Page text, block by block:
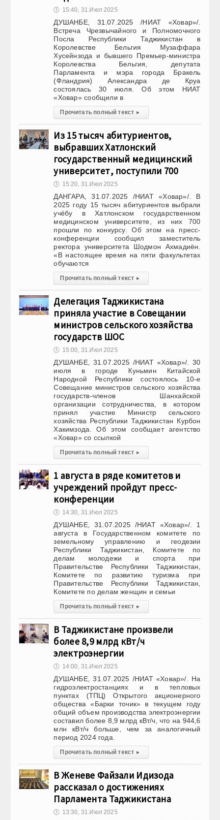
🕔 15:40, 31.Июл 2025
ДУШАНБЕ, 31.07.2025 /НИАТ «Ховар»/.
Встреча Чрезвычайного и Полномочного
Посла Республики Таджикистан в
Королевстве Бельгия Музаффара
Хусейнзода и бывшего Премьер-министра
Королевства Бельгия, депутата
Парламента и мэра города Бракель
(Фландрия) Александра де Круа
состоялась 30 июля. Об этом НИАТ
«Ховар» сообщили в
Прочитать полный текст ▸
Из 15 тысяч абитуриентов,
выбравших Хатлонский
государственный медицинский
университет, поступили 700
🕔 15:20, 31.Июл 2025
ДАНГАРА, 31.07.2025 /НИАТ «Ховар»/. В
2025 году 15 тысяч абитуриентов выбрали
учёбу в Хатлонском государственном
медицинском университете, из них 700
прошли по конкурсу. Об этом на пресс-
конференции сообщил заместитель
ректора университета Шодмон Ахмадиён.
«В настоящее время на пяти факультетах
обучаются
Прочитать полный текст ▸
Делегация Таджикистана
приняла участие в Совещании
министров сельского хозяйства
государств ШОС
🕔 15:00, 31.Июл 2025
ДУШАНБЕ, 31.07.2025 /НИАТ «Ховар»/. 30
июля в городе Куньмин Китайской
Народной Республики состоялось 10-е
Совещание министров сельского хозяйства
государств-членов Шанхайской
организации сотрудничества, в котором
принял участие Министр сельского
хозяйства Республики Таджикистан Курбон
Хакимзода. Об этом сообщает агентство
«Ховар» со ссылкой
Прочитать полный текст ▸
1 августа в ряде комитетов и
учреждений пройдут пресс-
конференции
🕔 14:30, 31.Июл 2025
ДУШАНБЕ, 31.07.2025 /НИАТ «Ховар»/. 1
августа в Государственном комитете по
земельному управлению и геодезии
Республики Таджикистан, Комитете по
делам молодежи и спорта при
Правительстве Республики Таджикистан,
Комитете по развитию туризма при
Правительстве Республики Таджикистан,
Комитете по делам женщин и семьи
Прочитать полный текст ▸
В Таджикистане произвели
более 8,9 млрд кВт/ч
электроэнергии
🕔 14:00, 31.Июл 2025
ДУШАНБЕ, 31.07.2025 /НИАТ «Ховар»/. На
гидроэлектростанциях и в тепловых
пунктах (ТПЦ) Открытого акционерного
общества «Барки точик» в текущем году
общий объем производства электроэнергии
составил более 8,9 млрд кВт/ч, что на 944,6
млн кВт/ч больше, чем за аналогичный
период 2024 года.
Прочитать полный текст ▸
В Женеве Файзали Идизода
рассказал о достижениях
Парламента Таджикистана
🕔 13:30, 31.Июл 2025